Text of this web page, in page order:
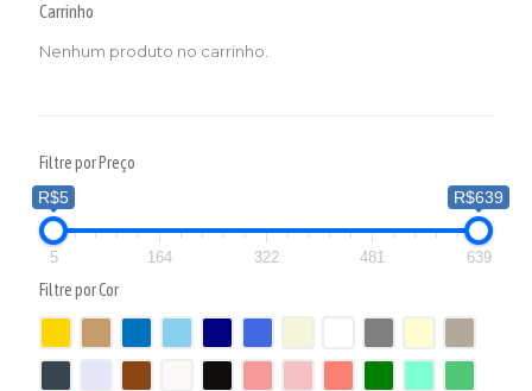
Carrinho
Nenhum produto no carrinho.
Filtre por Preço
R$5
R$639
5 164 322 481 639
Filtre por Cor